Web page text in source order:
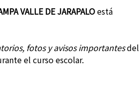
VALLE DE JARAPALOestá
fotos y avisos importantesdel
el curso escolar.